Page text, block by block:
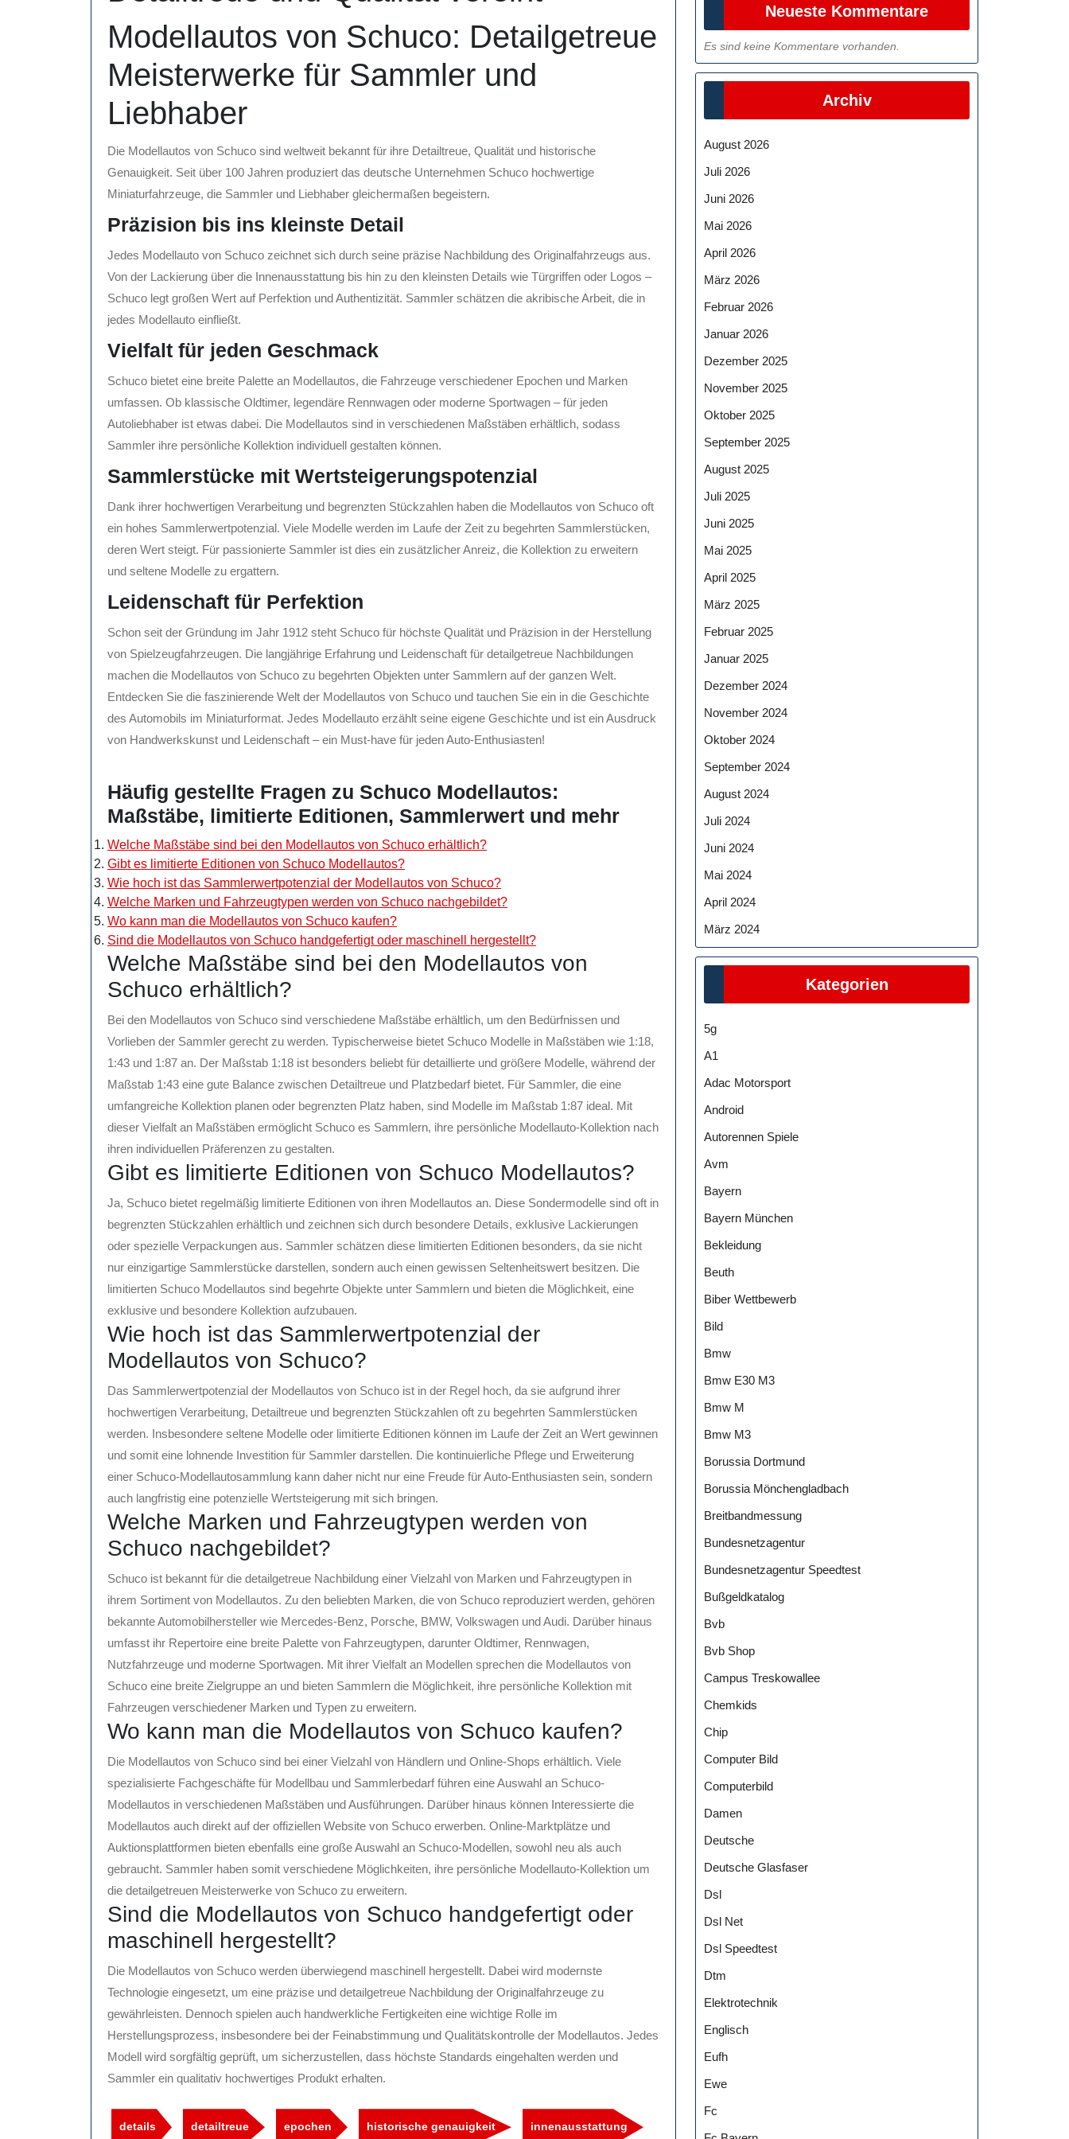
Modellautos von Schuco: Detailgetreue
Meisterwerke für Sammler und
Liebhaber
Die Modellautos von Schuco sind weltweit bekannt für ihre Detailtreue, Qualität und historische
Genauigkeit. Seit über 100 Jahren produziert das deutsche Unternehmen Schuco hochwertige
Miniaturfahrzeuge, die Sammler und Liebhaber gleichermaßen begeistern.
Präzision bis ins kleinste Detail
Jedes Modellauto von Schuco zeichnet sich durch seine präzise Nachbildung des Originalfahrzeugs aus.
Von der Lackierung über die Innenausstattung bis hin zu den kleinsten Details wie Türgriffen oder Logos –
Schuco legt großen Wert auf Perfektion und Authentizität. Sammler schätzen die akribische Arbeit, die in
jedes Modellauto einfließt.
Vielfalt für jeden Geschmack
Schuco bietet eine breite Palette an Modellautos, die Fahrzeuge verschiedener Epochen und Marken
umfassen. Ob klassische Oldtimer, legendäre Rennwagen oder moderne Sportwagen – für jeden
Autoliebhaber ist etwas dabei. Die Modellautos sind in verschiedenen Maßstäben erhältlich, sodass
Sammler ihre persönliche Kollektion individuell gestalten können.
Sammlerstücke mit Wertsteigerungspotenzial
Dank ihrer hochwertigen Verarbeitung und begrenzten Stückzahlen haben die Modellautos von Schuco oft
ein hohes Sammlerwertpotenzial. Viele Modelle werden im Laufe der Zeit zu begehrten Sammlerstücken,
deren Wert steigt. Für passionierte Sammler ist dies ein zusätzlicher Anreiz, die Kollektion zu erweitern
und seltene Modelle zu ergattern.
Leidenschaft für Perfektion
Schon seit der Gründung im Jahr 1912 steht Schuco für höchste Qualität und Präzision in der Herstellung
von Spielzeugfahrzeugen. Die langjährige Erfahrung und Leidenschaft für detailgetreue Nachbildungen
machen die Modellautos von Schuco zu begehrten Objekten unter Sammlern auf der ganzen Welt.
Entdecken Sie die faszinierende Welt der Modellautos von Schuco und tauchen Sie ein in die Geschichte
des Automobils im Miniaturformat. Jedes Modellauto erzählt seine eigene Geschichte und ist ein Ausdruck
von Handwerkskunst und Leidenschaft – ein Must-have für jeden Auto-Enthusiasten!
Häufig gestellte Fragen zu Schuco Modellautos:
Maßstäbe, limitierte Editionen, Sammlerwert und mehr
Welche Maßstäbe sind bei den Modellautos von Schuco erhältlich?
Gibt es limitierte Editionen von Schuco Modellautos?
Wie hoch ist das Sammlerwertpotenzial der Modellautos von Schuco?
Welche Marken und Fahrzeugtypen werden von Schuco nachgebildet?
Wo kann man die Modellautos von Schuco kaufen?
Sind die Modellautos von Schuco handgefertigt oder maschinell hergestellt?
Welche Maßstäbe sind bei den Modellautos von
Schuco erhältlich?
Bei den Modellautos von Schuco sind verschiedene Maßstäbe erhältlich, um den Bedürfnissen und
Vorlieben der Sammler gerecht zu werden. Typischerweise bietet Schuco Modelle in Maßstäben wie 1:18,
1:43 und 1:87 an. Der Maßstab 1:18 ist besonders beliebt für detaillierte und größere Modelle, während der
Maßstab 1:43 eine gute Balance zwischen Detailtreue und Platzbedarf bietet. Für Sammler, die eine
umfangreiche Kollektion planen oder begrenzten Platz haben, sind Modelle im Maßstab 1:87 ideal. Mit
dieser Vielfalt an Maßstäben ermöglicht Schuco es Sammlern, ihre persönliche Modellauto-Kollektion nach
ihren individuellen Präferenzen zu gestalten.
Gibt es limitierte Editionen von Schuco Modellautos?
Ja, Schuco bietet regelmäßig limitierte Editionen von ihren Modellautos an. Diese Sondermodelle sind oft in
begrenzten Stückzahlen erhältlich und zeichnen sich durch besondere Details, exklusive Lackierungen
oder spezielle Verpackungen aus. Sammler schätzen diese limitierten Editionen besonders, da sie nicht
nur einzigartige Sammlerstücke darstellen, sondern auch einen gewissen Seltenheitswert besitzen. Die
limitierten Schuco Modellautos sind begehrte Objekte unter Sammlern und bieten die Möglichkeit, eine
exklusive und besondere Kollektion aufzubauen.
Wie hoch ist das Sammlerwertpotenzial der
Modellautos von Schuco?
Das Sammlerwertpotenzial der Modellautos von Schuco ist in der Regel hoch, da sie aufgrund ihrer
hochwertigen Verarbeitung, Detailtreue und begrenzten Stückzahlen oft zu begehrten Sammlerstücken
werden. Insbesondere seltene Modelle oder limitierte Editionen können im Laufe der Zeit an Wert gewinnen
und somit eine lohnende Investition für Sammler darstellen. Die kontinuierliche Pflege und Erweiterung
einer Schuco-Modellautosammlung kann daher nicht nur eine Freude für Auto-Enthusiasten sein, sondern
auch langfristig eine potenzielle Wertsteigerung mit sich bringen.
Welche Marken und Fahrzeugtypen werden von
Schuco nachgebildet?
Schuco ist bekannt für die detailgetreue Nachbildung einer Vielzahl von Marken und Fahrzeugtypen in
ihrem Sortiment von Modellautos. Zu den beliebten Marken, die von Schuco reproduziert werden, gehören
bekannte Automobilhersteller wie Mercedes-Benz, Porsche, BMW, Volkswagen und Audi. Darüber hinaus
umfasst ihr Repertoire eine breite Palette von Fahrzeugtypen, darunter Oldtimer, Rennwagen,
Nutzfahrzeuge und moderne Sportwagen. Mit ihrer Vielfalt an Modellen sprechen die Modellautos von
Schuco eine breite Zielgruppe an und bieten Sammlern die Möglichkeit, ihre persönliche Kollektion mit
Fahrzeugen verschiedener Marken und Typen zu erweitern.
Wo kann man die Modellautos von Schuco kaufen?
Die Modellautos von Schuco sind bei einer Vielzahl von Händlern und Online-Shops erhältlich. Viele
spezialisierte Fachgeschäfte für Modellbau und Sammlerbedarf führen eine Auswahl an Schuco-
Modellautos in verschiedenen Maßstäben und Ausführungen. Darüber hinaus können Interessierte die
Modellautos auch direkt auf der offiziellen Website von Schuco erwerben. Online-Marktplätze und
Auktionsplattformen bieten ebenfalls eine große Auswahl an Schuco-Modellen, sowohl neu als auch
gebraucht. Sammler haben somit verschiedene Möglichkeiten, ihre persönliche Modellauto-Kollektion um
die detailgetreuen Meisterwerke von Schuco zu erweitern.
Sind die Modellautos von Schuco handgefertigt oder
maschinell hergestellt?
Die Modellautos von Schuco werden überwiegend maschinell hergestellt. Dabei wird modernste
Technologie eingesetzt, um eine präzise und detailgetreue Nachbildung der Originalfahrzeuge zu
gewährleisten. Dennoch spielen auch handwerkliche Fertigkeiten eine wichtige Rolle im
Herstellungsprozess, insbesondere bei der Feinabstimmung und Qualitätskontrolle der Modellautos. Jedes
Modell wird sorgfältig geprüft, um sicherzustellen, dass höchste Standards eingehalten werden und
Sammler ein qualitativ hochwertiges Produkt erhalten.
details detailtreue epochen historische genauigkeit innenausstattung
Neueste Kommentare
Es sind keine Kommentare vorhanden.
Archiv
August 2026
Juli 2026
Juni 2026
Mai 2026
April 2026
März 2026
Februar 2026
Januar 2026
Dezember 2025
November 2025
Oktober 2025
September 2025
August 2025
Juli 2025
Juni 2025
Mai 2025
April 2025
März 2025
Februar 2025
Januar 2025
Dezember 2024
November 2024
Oktober 2024
September 2024
August 2024
Juli 2024
Juni 2024
Mai 2024
April 2024
März 2024
Kategorien
5g
A1
Adac Motorsport
Android
Autorennen Spiele
Avm
Bayern
Bayern München
Bekleidung
Beuth
Biber Wettbewerb
Bild
Bmw
Bmw E30 M3
Bmw M
Bmw M3
Borussia Dortmund
Borussia Mönchengladbach
Breitbandmessung
Bundesnetzagentur
Bundesnetzagentur Speedtest
Bußgeldkatalog
Bvb
Bvb Shop
Campus Treskowallee
Chemkids
Chip
Computer Bild
Computerbild
Damen
Deutsche
Deutsche Glasfaser
Dsl
Dsl Net
Dsl Speedtest
Dtm
Elektrotechnik
Englisch
Eufh
Ewe
Fc